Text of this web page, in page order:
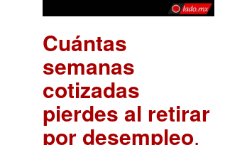
Cuántas
semanas
cotizadas
pierdes al retirar
por desempleo.